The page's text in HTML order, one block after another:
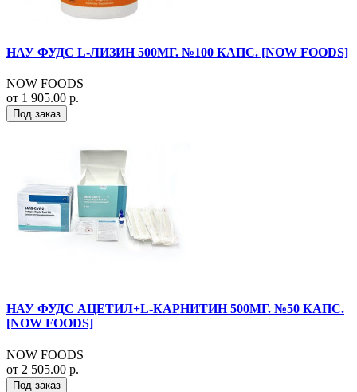
НАУ ФУДС L-ЛИЗИН 500МГ. №100 КАПС. [NOW FOODS]
NOW FOODS
от 1 905.00 р.
Под заказ
НАУ ФУДС АЦЕТИЛ+L-КАРНИТИН 500МГ. №50 КАПС.
[NOW FOODS]
NOW FOODS
от 2 505.00 р.
Под заказ